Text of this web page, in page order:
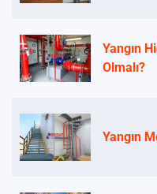
Yangın
Olmalı?
Yangın